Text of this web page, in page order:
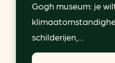
Gogh museum: je
schilderijen,...